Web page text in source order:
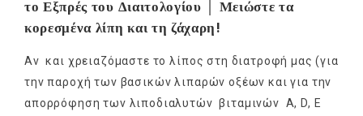
το Εξπρές του Διαιτολογίου │ Μειώστε τα
κορεσμένα λίπη και τη ζάχαρη!
Αν και χρειαζόμαστε το λίπος στη διατροφή μας (για
την παροχή των βασικών λιπαρών οξέων και για την
απορρόφηση των λιποδιαλυτών βιταμινών A, D, E